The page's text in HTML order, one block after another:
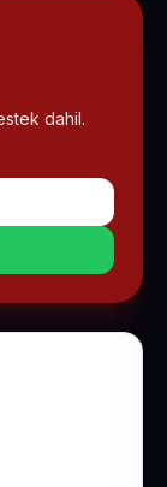
dahil.